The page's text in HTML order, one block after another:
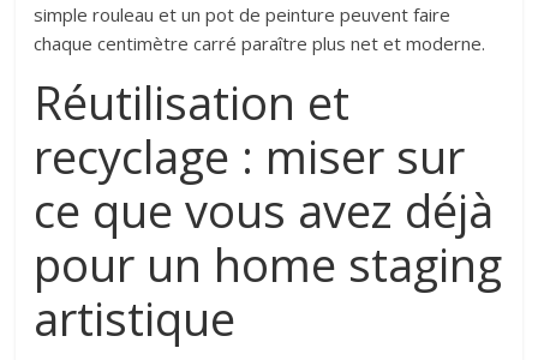
simple rouleau et un pot de peinture peuvent faire
chaque centimètre carré paraître plus net et moderne.
Réutilisation et
recyclage : miser sur
ce que vous avez déjà
pour un home staging
artistique